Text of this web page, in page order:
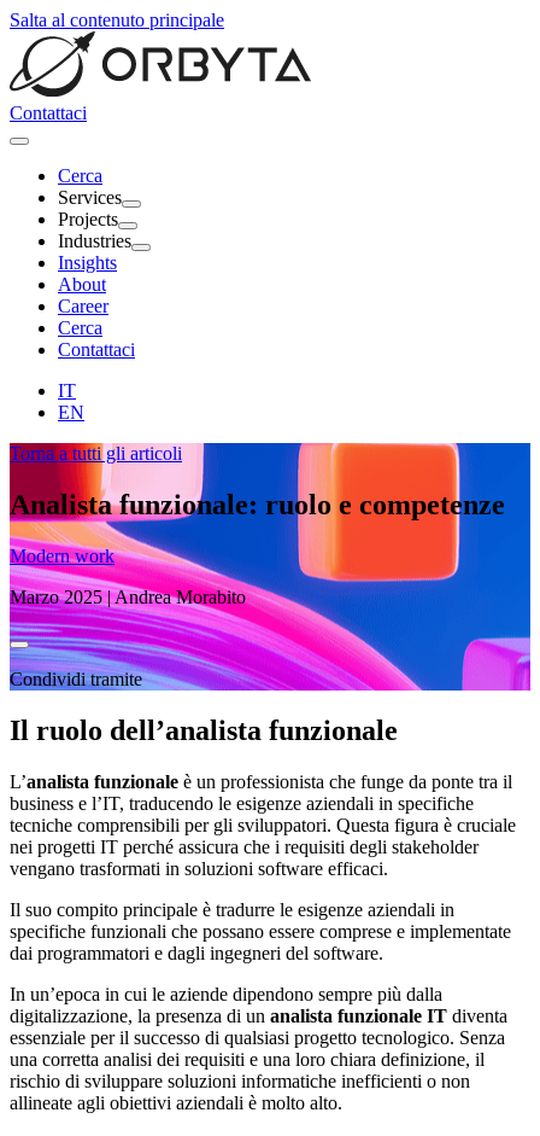
Salta al contenuto principale
Contattaci
Cerca
Services
Projects
Industries
Insights
About
Career
Cerca
Contattaci
IT
EN
Torna a tutti gli articoli
Analista funzionale: ruolo e competenze
Modern work
Marzo 2025 | Andrea Morabito
Condividi tramite
Il ruolo dell’analista funzionale
L’analista funzionale è un professionista che funge da ponte tra il
business e l’IT, traducendo le esigenze aziendali in specifiche
tecniche comprensibili per gli sviluppatori. Questa figura è cruciale
nei progetti IT perché assicura che i requisiti degli stakeholder
vengano trasformati in soluzioni software efficaci.
Il suo compito principale è tradurre le esigenze aziendali in
specifiche funzionali che possano essere comprese e implementate
dai programmatori e dagli ingegneri del software.
In un’epoca in cui le aziende dipendono sempre più dalla
digitalizzazione, la presenza di un analista funzionale IT diventa
essenziale per il successo di qualsiasi progetto tecnologico. Senza
una corretta analisi dei requisiti e una loro chiara definizione, il
rischio di sviluppare soluzioni informatiche inefficienti o non
allineate agli obiettivi aziendali è molto alto.